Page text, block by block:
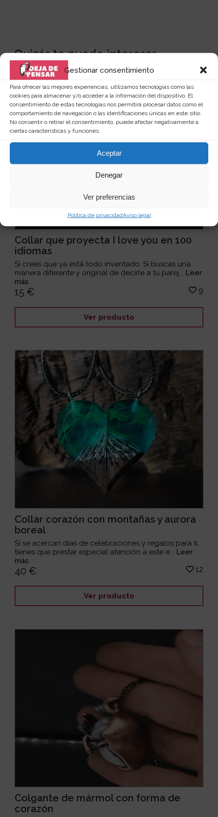
Gestionar consentimiento
Para ofrecer las mejores experiencias, utilizamos tecnologías como las
cookies para almacenar y/o acceder a la información del dispositivo. El
consentimiento de estas tecnologías nos permitirá procesar datos como el
comportamiento de navegación o las identificaciones únicas en este sitio.
No consentir o retirar el consentimiento, puede afectar negativamente a
ciertas características y funciones.
Aceptar
Denegar
Ver preferencias
Política de privacidadAviso legal
Quizás te puede interesar...
Collar que proyecta I love you en 100
idiomas
Si crees que ya está todo inventado. Si buscas una
manera diferente y original de decirle a tu parej... Leer
más
15 € 9
Ver producto
Collar corazón con montañas y aurora
boreal
Si se acercan días de celebraciones y regalos para ti,
tienes que prestar especial atención a este e... Leer
más
40 € 12
Ver producto
Colgante de mármol con forma de
corazón